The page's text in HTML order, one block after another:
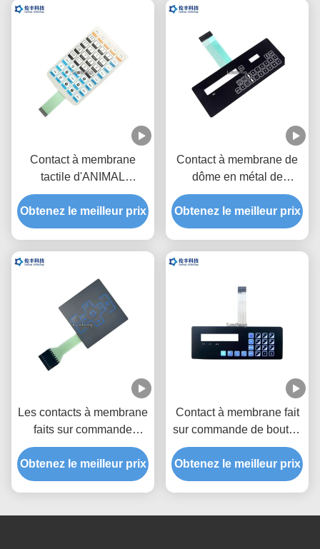
Contact à membrane
tactile d'ANIMAL
FAMILIER, OEM tactile
de commutateur de dôme
en métal
Obtenez le meilleur prix
Contact à membrane de
dôme en métal de
l'Autotype F150, clavier
numérique tactile de
commutateur d'ANIMAL
Obtenez le meilleur prix
Les contacts à membrane
faits sur commande
imperméables de haute
performance CHOIENT le
matériel de polyester
Obtenez le meilleur prix
Contact à membrane fait
sur commande de bouton
de polyester avec le
connecteur de 2.54mm
Obtenez le meilleur prix